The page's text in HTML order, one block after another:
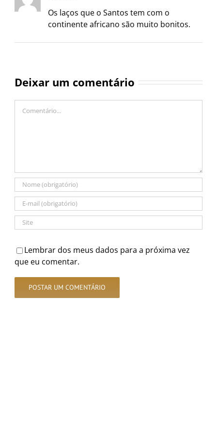
Os laços que o Santos tem com o
continente africano são muito bonitos.
Deixar um comentário
Lembrar dos meus dados para a próxima vez
que eu comentar.